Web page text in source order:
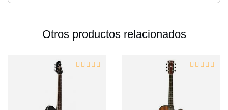
Otros productos relacionados